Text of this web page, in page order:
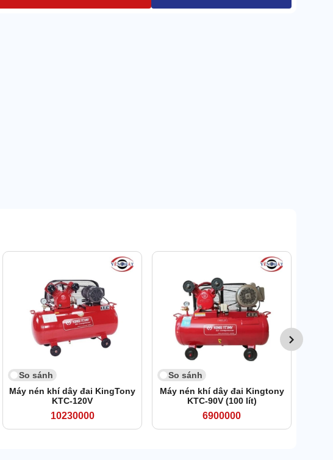
So sánh
Máy nén khí dây đai KingTony
KTC-120V
10230000
So sánh
Máy nén khí dây đai Kingtony
KTC-90V (100 lít)
6900000